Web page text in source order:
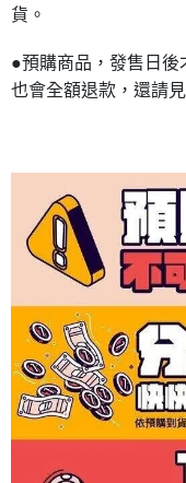
貨。
●預購商品，發售日後
也會全額退款，還請見